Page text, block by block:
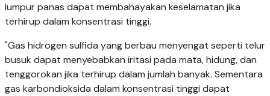
lumpur panas dapat membahayakan keselamatan jika
terhirup dalam konsentrasi tinggi.
"Gas hidrogen sulfida yang berbau menyengat seperti telur
busuk dapat menyebabkan iritasi pada mata, hidung, dan
tenggorokan jika terhirup dalam jumlah banyak. Sementara
gas karbondioksida dalam konsentrasi tinggi dapat